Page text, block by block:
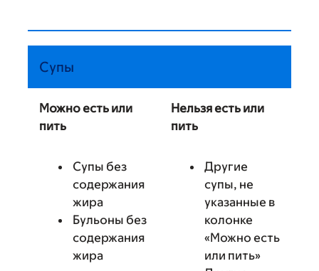
Супы
Можно есть или
пить
Супы без
содержания
жира
Бульоны без
содержания
жира
Нельзя есть или
пить
Другие
супы, не
указанные в
колонке
«Можно есть
или пить»